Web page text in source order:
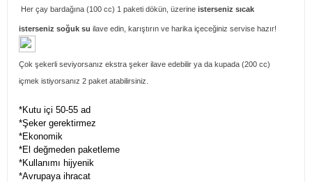
Her çay bardağına (100 cc) 1 paketi dökün, üzerine isterseniz sıcak
isterseniz soğuk su ilave edin, karıştırın ve harika içeceğiniz servise hazır!
Çok şekerli seviyorsanız ekstra şeker ilave edebilir ya da kupada (200 cc)
içmek istiyorsanız 2 paket atabilirsiniz.
*Kutu içi 50-55 ad
*Şeker gerektirmez
*Ekonomik
*El değmeden paketleme
*Kullanımı hijyenik
*Avrupaya ihracat